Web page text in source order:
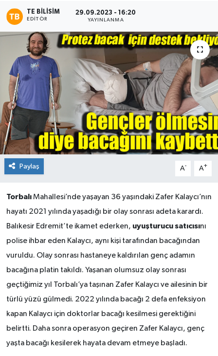
TE BILISIM
EDITÖR
29.09.2023 - 16:20
YAYINLANMA
Paylaş A- A+
TorbalıMahallesi’nde yaşayan 36 yaşındaki Zafer Kalaycı’nın
hayatı 2021 yılında yaşadığı bir olay sonrası adeta karardı.
Balıkesir Edremit’te ikamet ederken, uyuşturucu satıcısını
polise ihbar eden Kalaycı, aynı kişi tarafından bacağından
vuruldu. Olay sonrası hastaneye kaldırılan genç adamın
bacağına platin takıldı. Yaşanan olumsuz olay sonrası
geçtiğimiz yıl Torbalı’ya taşınan Zafer Kalaycı ve ailesinin bir
türlü yüzü gülmedi. 2022 yılında bacağı 2 defa enfeksiyon
kapan Kalaycı için doktorlar bacağı kesilmesi gerektiğini
belirtti. Daha sonra operasyon geçiren Zafer Kalaycı, genç
yaşta bacağı kesilerek hayata devam etmeye başladı.